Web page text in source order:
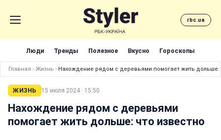
rbc.ua
Люди Тренды Полезное Вкусно Гороскопы
Главная › Жизнь › Нахождение рядом с деревьями помогает жить дольше:
ЖИЗНЬ 15 июля 2024 · 15:50
Нахождение рядом с деревьями
помогает жить дольше: что известно